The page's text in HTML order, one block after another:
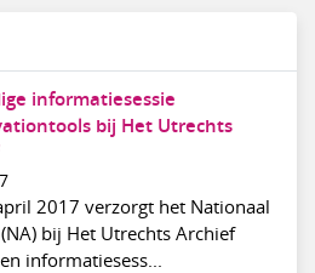
informatiesessie
bij Het Utrechts
2017 verzorgt het Nationaal
bij Het Utrechts Archief
informatiesess...